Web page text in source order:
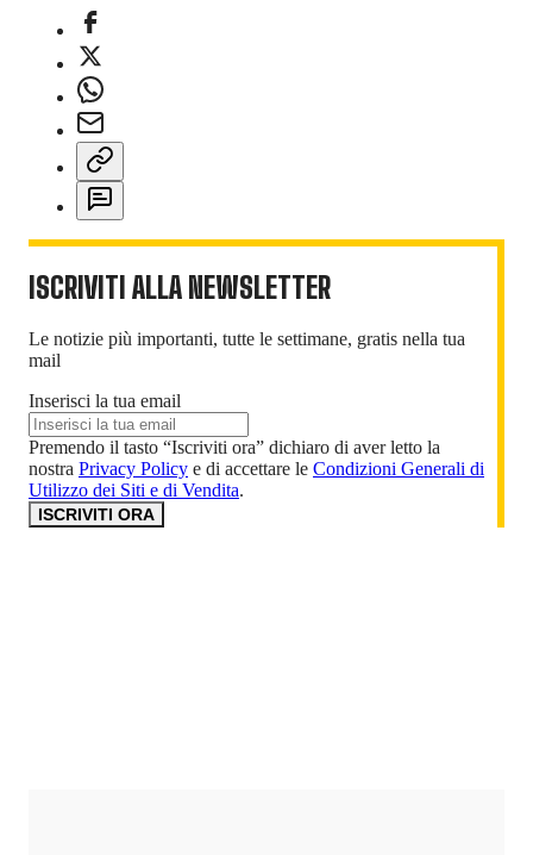
ISCRIVITI ALLA NEWSLETTER
Le notizie più importanti, tutte le settimane, gratis nella tua
mail
Inserisci la tua email
Premendo il tasto “Iscriviti ora” dichiaro di aver letto la
nostra Privacy Policy e di accettare le Condizioni Generali di
Utilizzo dei Siti e di Vendita.
ISCRIVITI ORA